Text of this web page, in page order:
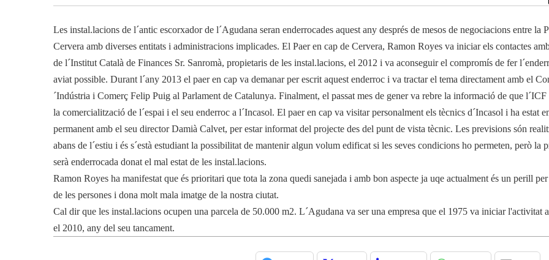
Les instal.lacions de l´antic escorxador de l´Agudana seran enderrocades aquest any després de mesos de negociacions entre la
Cervera amb diverses entitats i administracions implicades. El Paer en cap de Cervera, Ramon Royes va iniciar els contactes
de l´Institut Català de Finances Sr. Sanromà, propietaris de les instal.lacions, el 2012 i va aconseguir el compromís de fer
aviat possible. Durant l´any 2013 el paer en cap va demanar per escrit aquest enderroc i va tractar el tema directament amb el
´Indústria i Comerç Felip Puig al Parlament de Catalunya. Finalment, el passat mes de gener va rebre la informació de que
la comercialització de l´espai i el seu enderroc a l´Incasol. El paer en cap va visitar personalment els tècnics d´Incasol i ha estat
permanent amb el seu director Damià Calvet, per estar informat del projecte des del punt de vista tècnic. Les previsions són
abans de l´estiu i és s´està estudiant la possibilitat de mantenir algun volum edificat si les seves condicions ho permeten, però la
serà enderrocada donat el mal estat de les instal.lacions.
Ramon Royes ha manifestat que és prioritari que tota la zona quedi sanejada i amb bon aspecte ja uqe actualment és un perill
de les persones i dona molt mala imatge de la nostra ciutat.
Cal dir que les instal.lacions ocupen una parcela de 50.000 m2. L´Agudana va ser una empresa que el 1975 va iniciar l'activitat
el 2010, any del seu tancament.